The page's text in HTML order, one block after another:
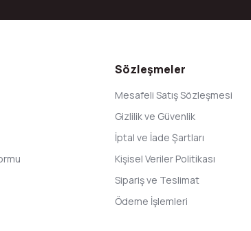
Sözleşmeler
Mesafeli Satış Sözleşmesi
Gizlilik ve Güvenlik
İptal ve İade Şartları
Kişisel Veriler Politikası
Sipariş ve Teslimat
Ödeme İşlemleri